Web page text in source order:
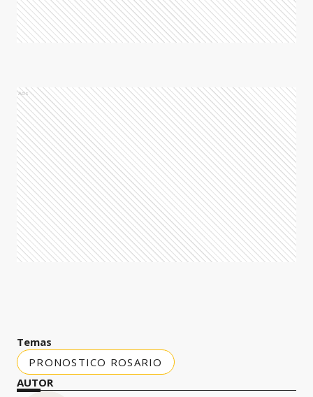
Ads
Temas
PRONOSTICO ROSARIO
AUTOR